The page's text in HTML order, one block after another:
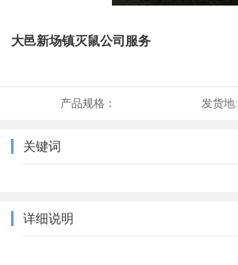
大邑新场镇灭鼠公司服务
产品规格： 发货地:
关键词
详细说明